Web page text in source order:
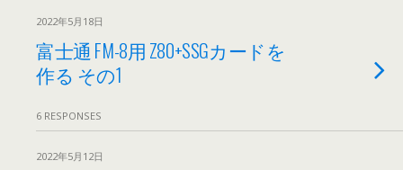
2022年5月18日
富士通 FM-8用 Z80+SSGカードを
作る その1
6 RESPONSES
2022年5月12日